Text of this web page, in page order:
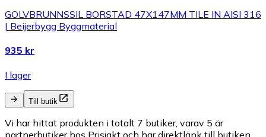
GOLVBRUNNSSIL BORSTAD 47X147MM TILE IN AISI 316
| Beijerbygg Byggmaterial
935 kr
I lager
Till butik
Vi har hittat produkten i totalt 7 butiker, varav 5 är
partnerbutiker hos Prisjakt och har direktlänk till butiken.